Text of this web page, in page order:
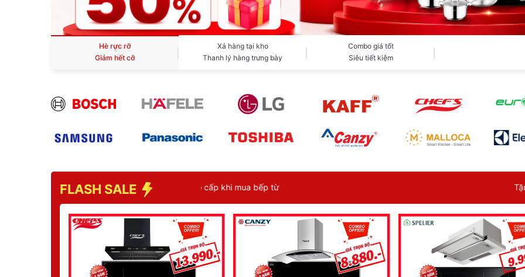
Hè rực rỡ
Giảm hết cỡ
Xả hàng tại kho
Thanh lý hàng trưng bày
Combo giá tốt
Siêu tiết kiệm
FLASH SALE
nồi inox cao cấp khi mua bếp từ Tặng combo muối - bột rửa - dầu bóng